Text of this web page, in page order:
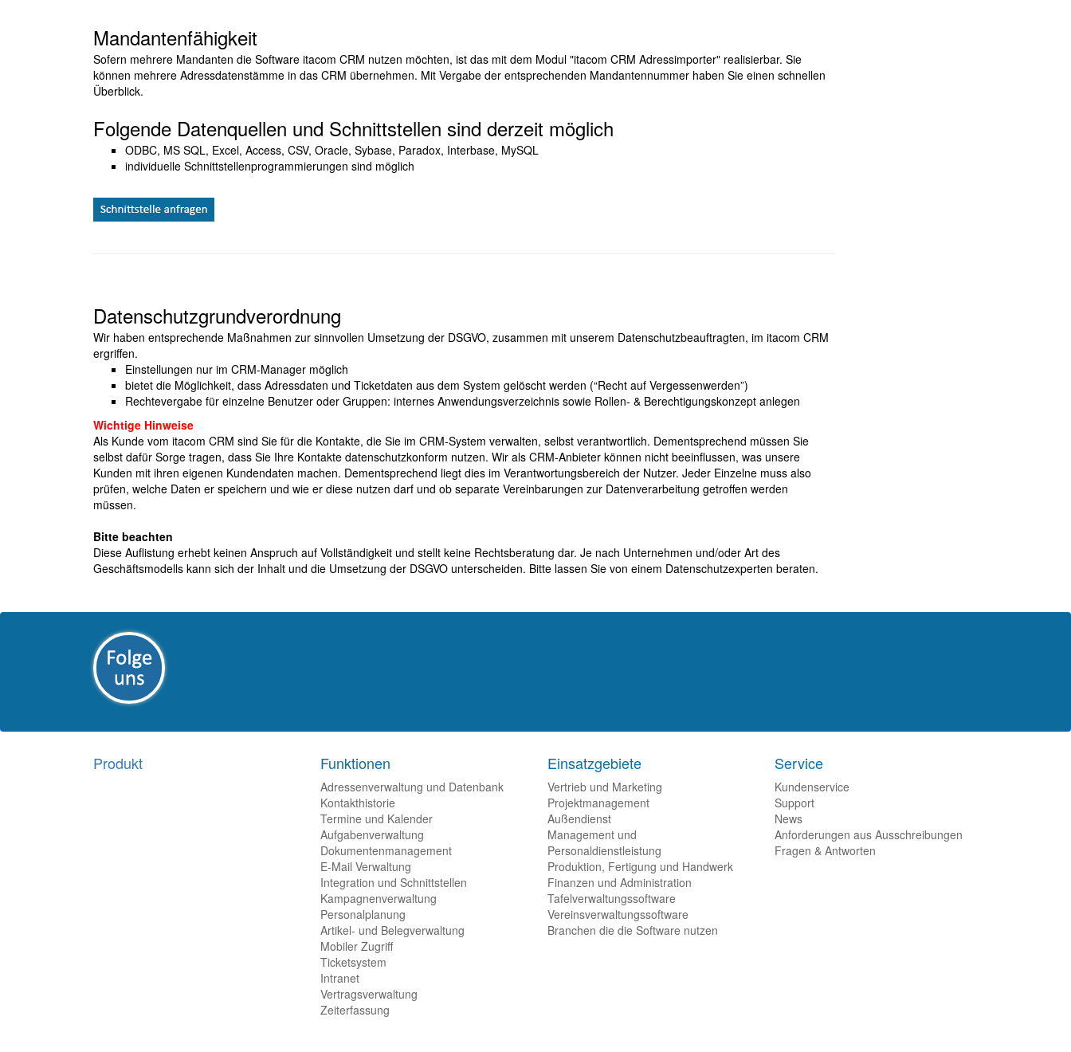
Mandantenfähigkeit
Sofern mehrere Mandanten die Software itacom CRM nutzen möchten, ist das mit dem Modul "itacom CRM Adressimporter" realisierbar. Sie
können mehrere Adressdatenstämme in das CRM übernehmen. Mit Vergabe der entsprechenden Mandantennummer haben Sie einen schnellen
Überblick.
Folgende Datenquellen und Schnittstellen sind derzeit möglich
ODBC, MS SQL, Excel, Access, CSV, Oracle, Sybase, Paradox, Interbase, MySQL
individuelle Schnittstellenprogrammierungen sind möglich
Datenschutzgrundverordnung
Wir haben entsprechende Maßnahmen zur sinnvollen Umsetzung der DSGVO, zusammen mit unserem Datenschutzbeauftragten, im itacom CRM
ergriffen.
Einstellungen nur im CRM-Manager möglich
bietet die Möglichkeit, dass Adressdaten und Ticketdaten aus dem System gelöscht werden (“Recht auf Vergessenwerden”)
Rechtevergabe für einzelne Benutzer oder Gruppen: internes Anwendungsverzeichnis sowie Rollen- & Berechtigungskonzept anlegen
Wichtige Hinweise
Als Kunde vom itacom CRM sind Sie für die Kontakte, die Sie im CRM-System verwalten, selbst verantwortlich. Dementsprechend müssen Sie
selbst dafür Sorge tragen, dass Sie Ihre Kontakte datenschutzkonform nutzen. Wir als CRM-Anbieter können nicht beeinflussen, was unsere
Kunden mit ihren eigenen Kundendaten machen. Dementsprechend liegt dies im Verantwortungsbereich der Nutzer. Jeder Einzelne muss also
prüfen, welche Daten er speichern und wie er diese nutzen darf und ob separate Vereinbarungen zur Datenverarbeitung getroffen werden
müssen.
Bitte beachten
Diese Auflistung erhebt keinen Anspruch auf Vollständigkeit und stellt keine Rechtsberatung dar. Je nach Unternehmen und/oder Art des
Geschäftsmodells kann sich der Inhalt und die Umsetzung der DSGVO unterscheiden. Bitte lassen Sie von einem Datenschutzexperten beraten.
Produkt Funktionen
Adressenverwaltung und Datenbank
Kontakthistorie
Termine und Kalender
Aufgabenverwaltung
Dokumentenmanagement
E-Mail Verwaltung
Integration und Schnittstellen
Kampagnenverwaltung
Personalplanung
Artikel- und Belegverwaltung
Mobiler Zugriff
Ticketsystem
Intranet
Vertragsverwaltung
Zeiterfassung
Einsatzgebiete
Vertrieb und Marketing
Projektmanagement
Außendienst
Management und
Personaldienstleistung
Produktion, Fertigung und Handwerk
Finanzen und Administration
Tafelverwaltungssoftware
Vereinsverwaltungssoftware
Branchen die die Software nutzen
Service
Kundenservice
Support
News
Anforderungen aus Ausschreibungen
Fragen & Antworten